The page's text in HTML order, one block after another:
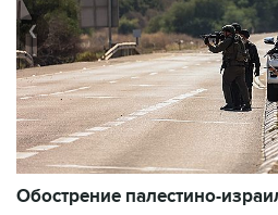
Обострение палестино-
❮